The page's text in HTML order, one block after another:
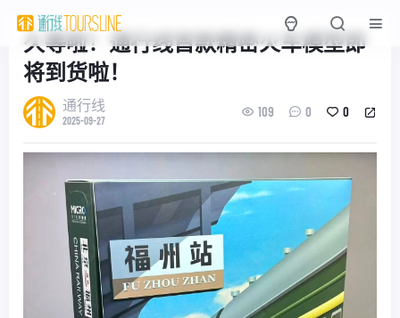
久等啦！通行线首款精密火车模型即
将到货啦！
通行线
2025-09-27
109 0 0